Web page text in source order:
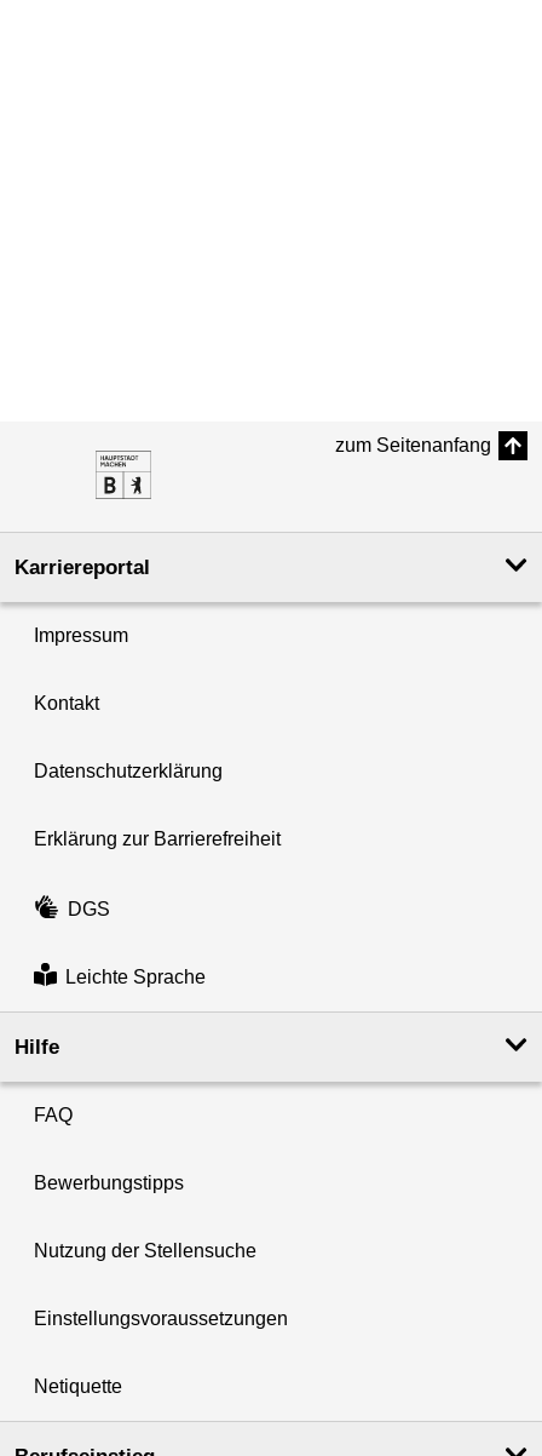
zum Seitenanfang
Karriereportal
Impressum
Kontakt
Datenschutzerklärung
Erklärung zur Barrierefreiheit
DGS
Leichte Sprache
Hilfe
FAQ
Bewerbungstipps
Nutzung der Stellensuche
Einstellungsvoraussetzungen
Netiquette